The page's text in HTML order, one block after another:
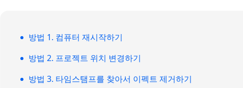
방법 1. 컴퓨터 재시작하기
방법 2. 프로젝트 위치 변경하기
방법 3. 타임스탬프를 찾아서 이펙트 제거하기